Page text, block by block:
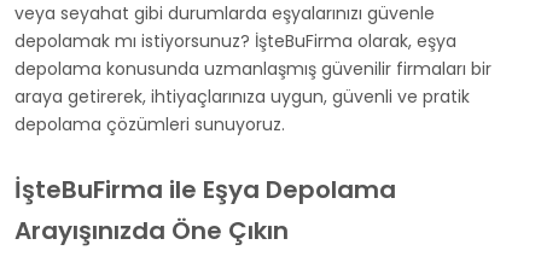
veya seyahat gibi durumlarda eşyalarınızı güvenle
depolamak mı istiyorsunuz? İşteBuFirma olarak, eşya
depolama konusunda uzmanlaşmış güvenilir firmaları bir
araya getirerek, ihtiyaçlarınıza uygun, güvenli ve pratik
depolama çözümleri sunuyoruz.
İşteBuFirma ile Eşya Depolama
Arayışınızda Öne Çıkın